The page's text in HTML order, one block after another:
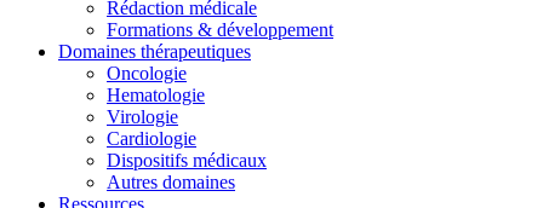
Rédaction médicale
Formations & développement
Domaines thérapeutiques
Oncologie
Hematologie
Virologie
Cardiologie
Dispositifs médicaux
Autres domaines
Ressources